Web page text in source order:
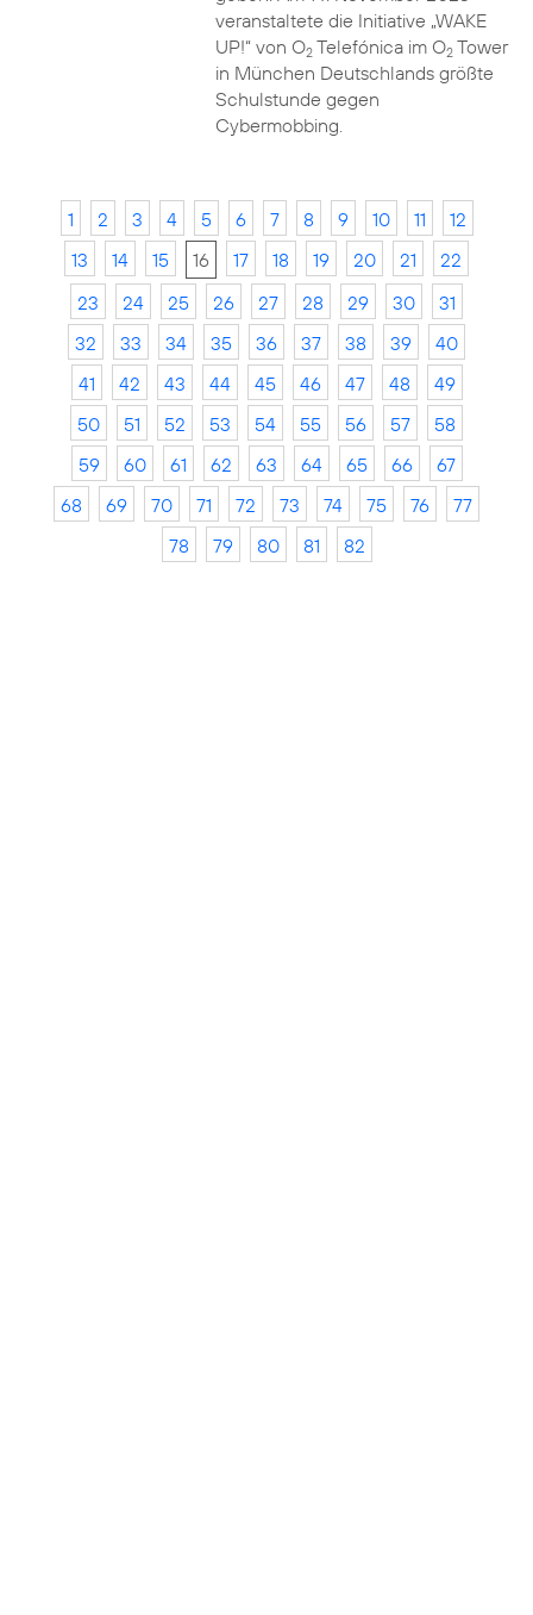
veranstaltete die Initiative „WAKE
UP!“ von O2Telefónica im O2Tower
in München Deutschlands größte
Schulstunde gegen
Cybermobbing.
1 2 3 4 5 6 7 8 9 10 11
12
13
14 15 16 17 18 19 20 21
22
23
24 25 26 27 28 29 30
31
32
33 34 35 36 37 38 39
40
41
42 43 44 45 46 47 48
49
50
51 52 53 54 55 56 57
58
59
60 61 62 63 64 65 66
67
68
69 70 71 72 73 74 75 76
77
78
79 80 81 82